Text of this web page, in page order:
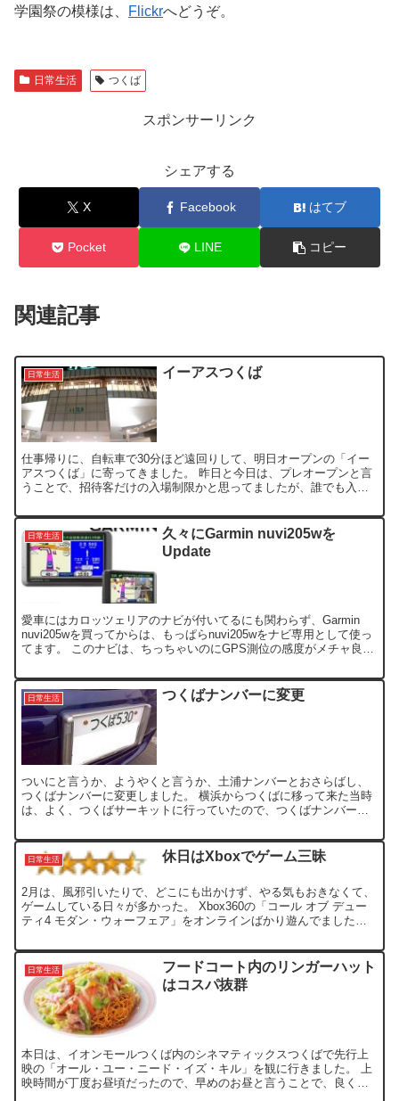
学園祭の模様は、 Flickrへどうぞ。
日常生活 つくば
スポンサーリンク
シェアする
X Facebook はてブ
Pocket LINE コピー
関連記事
日常生活 イーアスつくば
仕事帰りに、自転車で30分ほど遠回りして、明日オープンの「イー
アスつくば」に寄ってきました。 昨日と今日は、プレオープンと言
うことで、招待客だけの入場制限かと思ってましたが、誰でも入場
日常生活
久々にGarmin nuvi205wを
Update
愛車にはカロッツェリアのナビが付いてるにも関わらず、Garmin
nuvi205wを買ってからは、もっぱらnuvi205wをナビ専用として使っ
てます。 このナビは、ちっちゃいのにGPS測位の感度がメチャ良く
日常生活 つくばナンバーに変更
ついにと言うか、ようやくと言うか、土浦ナンバーとおさらばし、
つくばナンバーに変更しました。 横浜からつくばに移って来た当時
は、よく、つくばサーキットに行っていたので、つくばナンバーが
日常生活 休日はXboxでゲーム三昧
2月は、風邪引いたりで、どこにも出かけず、やる気もおきなくて、
ゲームしている日々が多かった。 Xbox360の「コール オブ デュー
ティ4 モダン・ウォーフェア」をオンラインばかり遊んでましたけ
日常生活
フードコート内のリンガーハット
はコスパ抜群
本日は、イオンモールつくば内のシネマティックスつくばで先行上
映の「オール・ユー・ニード・イズ・キル」を観に行きました。 上
映時間が丁度お昼頃だったので、早めのお昼と言うことで、良く訪